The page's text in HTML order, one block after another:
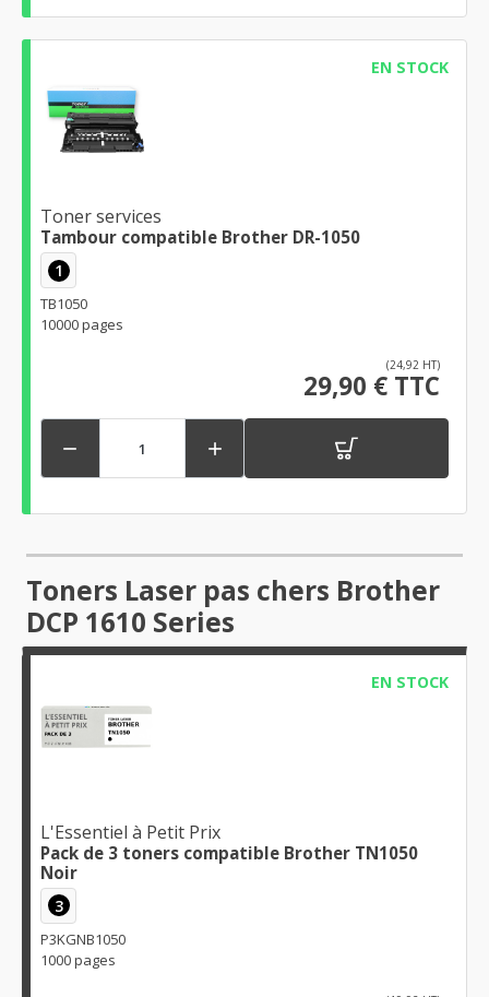
EN STOCK
Toner services
Tambour compatible Brother DR-1050
1
TB1050
10000 pages
(24,92 HT)
29,90 € TTC
 
Toners Laser pas chers Brother
DCP 1610 Series
EN STOCK
L'Essentiel à Petit Prix
Pack de 3 toners compatible Brother TN1050
Noir
3
P3KGNB1050
1000 pages